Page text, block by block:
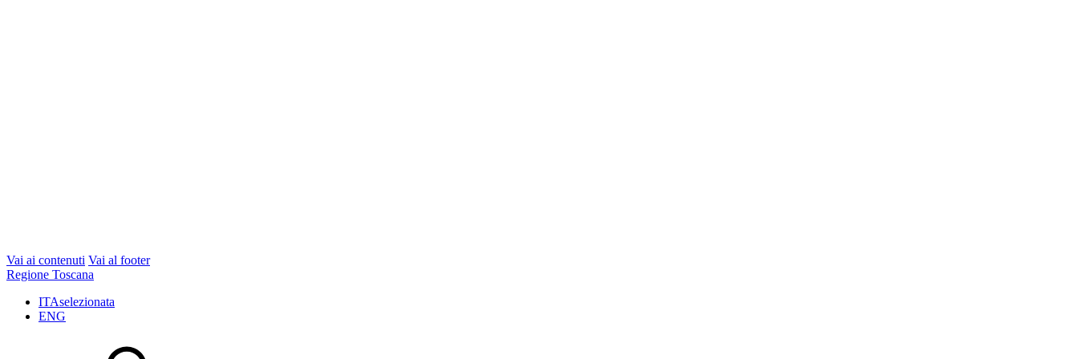
Vai ai contenuti Vai al footer
Regione Toscana
ITAselezionata
ENG